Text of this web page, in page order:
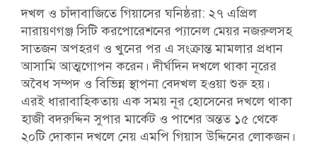
দখল ও চাঁদাবাজিতে গিয়াসের ঘনিষ্ঠরা: ২৭ এপ্রিল
নারায়ণগঞ্জ সিটি করপোরেশনের প্যানেল মেয়র নজরুলসহ
সাতজন অপহরণ ও খুনের পর এ সংক্রান্ত মামলার প্রধান
আসামি আত্মগোপন করেন। দীর্ঘদিন দখলে থাকা নূরের
অবৈধ সম্পদ ও বিভিন্ন স্থাপনা বেদখল হওয়া শুরু হয়।
এরই ধারাবাহিকতায় এক সময় নূর হোসেনের দখলে থাকা
হাজী বদরুদ্দিন সুপার মার্কেট ও পাশের অন্তত ১৫ থেকে
২০টি দোকান দখলে নেয় এমপি গিয়াস উদ্দিনের লোকজন।